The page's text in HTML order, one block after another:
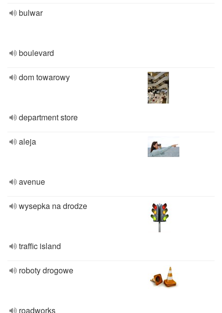
bulwar
boulevard
dom towarowy
department store
aleja
avenue
wysepka na drodze
traffic island
roboty drogowe
roadworks